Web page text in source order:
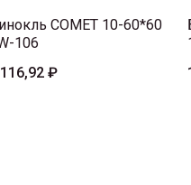
COMET 10-60*60
106
₽